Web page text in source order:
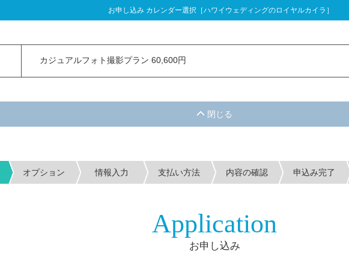
お申し込み カレンダー選択［ハワイウェディングのロイヤルカイラ］
カジュアルフォト撮影プラン 60,600円
お申し込み カレンダー選択
オプション 情報入力 支払い方法 内容の確認 申込み完了
Application
お申し込み